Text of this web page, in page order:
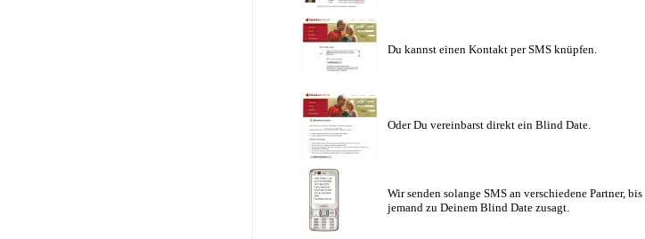
Du kannst einen Kontakt per SMS knüpfen.
Oder Du vereinbarst direkt ein Blind Date.
Wir senden solange SMS an verschiedene Partner, bis
jemand zu Deinem Blind Date zusagt.